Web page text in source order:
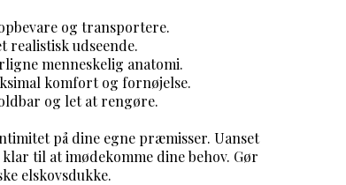
og transportere.
realistisk udseende.
menneskelig anatomi.
komfort og fornøjelse.
og let at rengøre.
på dine egne præmisser. Uanset
til at imødekomme dine behov. Gør
elskovsdukke.